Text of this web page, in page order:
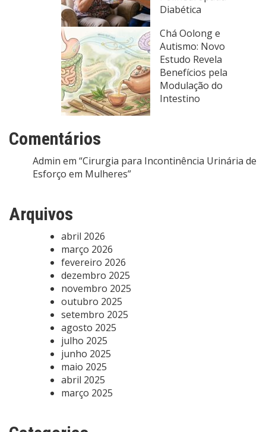
Diabética
Chá Oolong e
Autismo: Novo
Estudo Revela
Benefícios pela
Modulação do
Intestino
Comentários
Admin em “Cirurgia para Incontinência Urinária de
Esforço em Mulheres”
Arquivos
abril 2026
março 2026
fevereiro 2026
dezembro 2025
novembro 2025
outubro 2025
setembro 2025
agosto 2025
julho 2025
junho 2025
maio 2025
abril 2025
março 2025